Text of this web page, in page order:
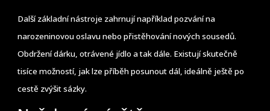
Další základní nástroje zahrnují například pozvání na
narozeninovou oslavu nebo přistěhování nových sousedů.
Obdržení dárku, otrávené jídlo a tak dále. Existují skutečně
tisíce možností, jak lze příběh posunout dál, ideálně ještě po
cestě zvýšit sázky.